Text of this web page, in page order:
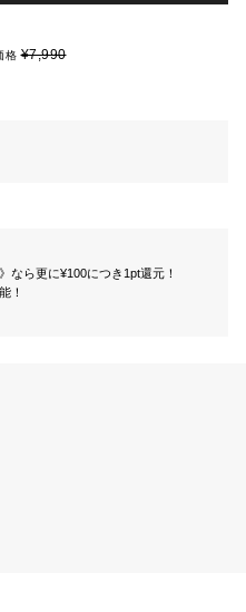
格¥7,990
なら更に¥100につき1pt還元！
！